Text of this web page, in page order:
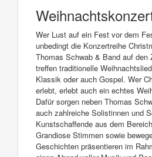
Wer Lust auf ein Fest vor dem
unbedingt die Konzertreihe
Thomas Schwab & Band auf den
treffen traditionelle
Klassik oder auch Gospel. Wer
erlebt, erlebt auch ein echtes
Dafür sorgen neben Thomas
auch zahlreiche Solistinnen und
Kunstschaffende aus dem
Grandiose Stimmen sowie
Geschichten präsentieren im